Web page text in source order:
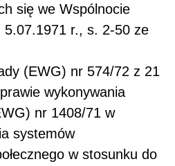
się we Wspólnocie
5.07.1971 r., s. 2-50 ze
(EWG) nr 574/72 z 21
wykonywania
nr 1408/71 w
systemów
w stosunku do